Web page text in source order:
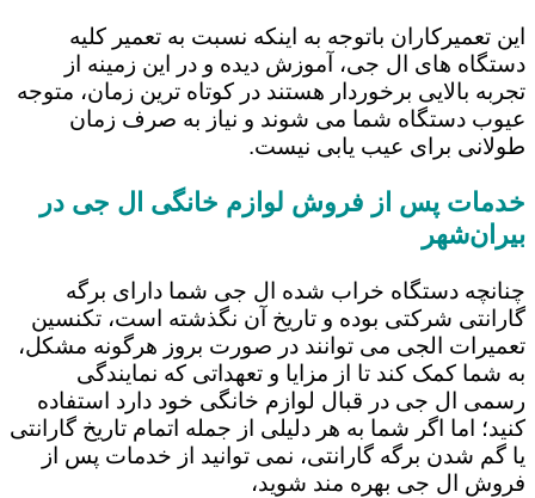
این تعمیرکاران باتوجه به اینکه نسبت به تعمیر کلیه
دستگاه های ال جی، آموزش دیده و در این زمینه از
تجربه بالایی برخوردار هستند در کوتاه ترین زمان، متوجه
عیوب دستگاه شما می شوند و نیاز به صرف زمان
طولانی برای عیب یابی نیست.
خدمات پس از فروش لوازم خانگی ال جی در
بیران‌شهر
چنانچه دستگاه خراب شده ال جی شما دارای برگه
گارانتی شرکتی بوده و تاریخ آن نگذشته است، تکنسین
تعمیرات الجی می توانند در صورت بروز هرگونه مشکل،
به شما کمک کند تا از مزایا و تعهداتی که نمایندگی
رسمی ال جی در قبال لوازم خانگی خود دارد استفاده
کنید؛ اما اگر شما به هر دلیلی از جمله اتمام تاریخ گارانتی
یا گم شدن برگه گارانتی، نمی توانید از خدمات پس از
فروش ال جی بهره مند شوید،